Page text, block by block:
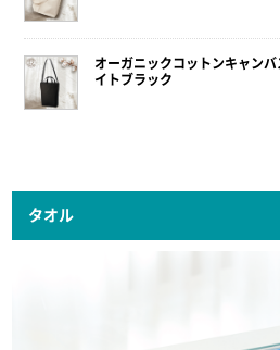
オーガニックコットンキャン
イトブラック
タオル